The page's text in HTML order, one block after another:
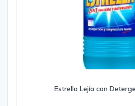
Estrella Lejía con